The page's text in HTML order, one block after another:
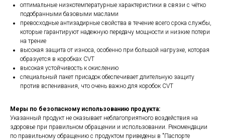
оптимальные низкотемпературные характеристики в связи с чётко
подобранными базовыми маслами
превосходные антизадирные свойства в течение всего срока службы,
которые гарантируют надежную передачу мощности и низкие потери
на трение
высокая защита от износа, особенно при большой нагрузке, которая
образуется в коробках CVT
высокая устойчивость к окислению
специальный пакет присадок обеспечивает длительную защиту
против вспенивания, что очень важно для коробок CVT
Меры по безопасному использованию продукта:
Указанный продукт не оказывает неблагоприятного воздействия на
здоровье при правильном обращении и использовании. Рекомендации
по правильному обращению с продуктом приведены в "Паспорте